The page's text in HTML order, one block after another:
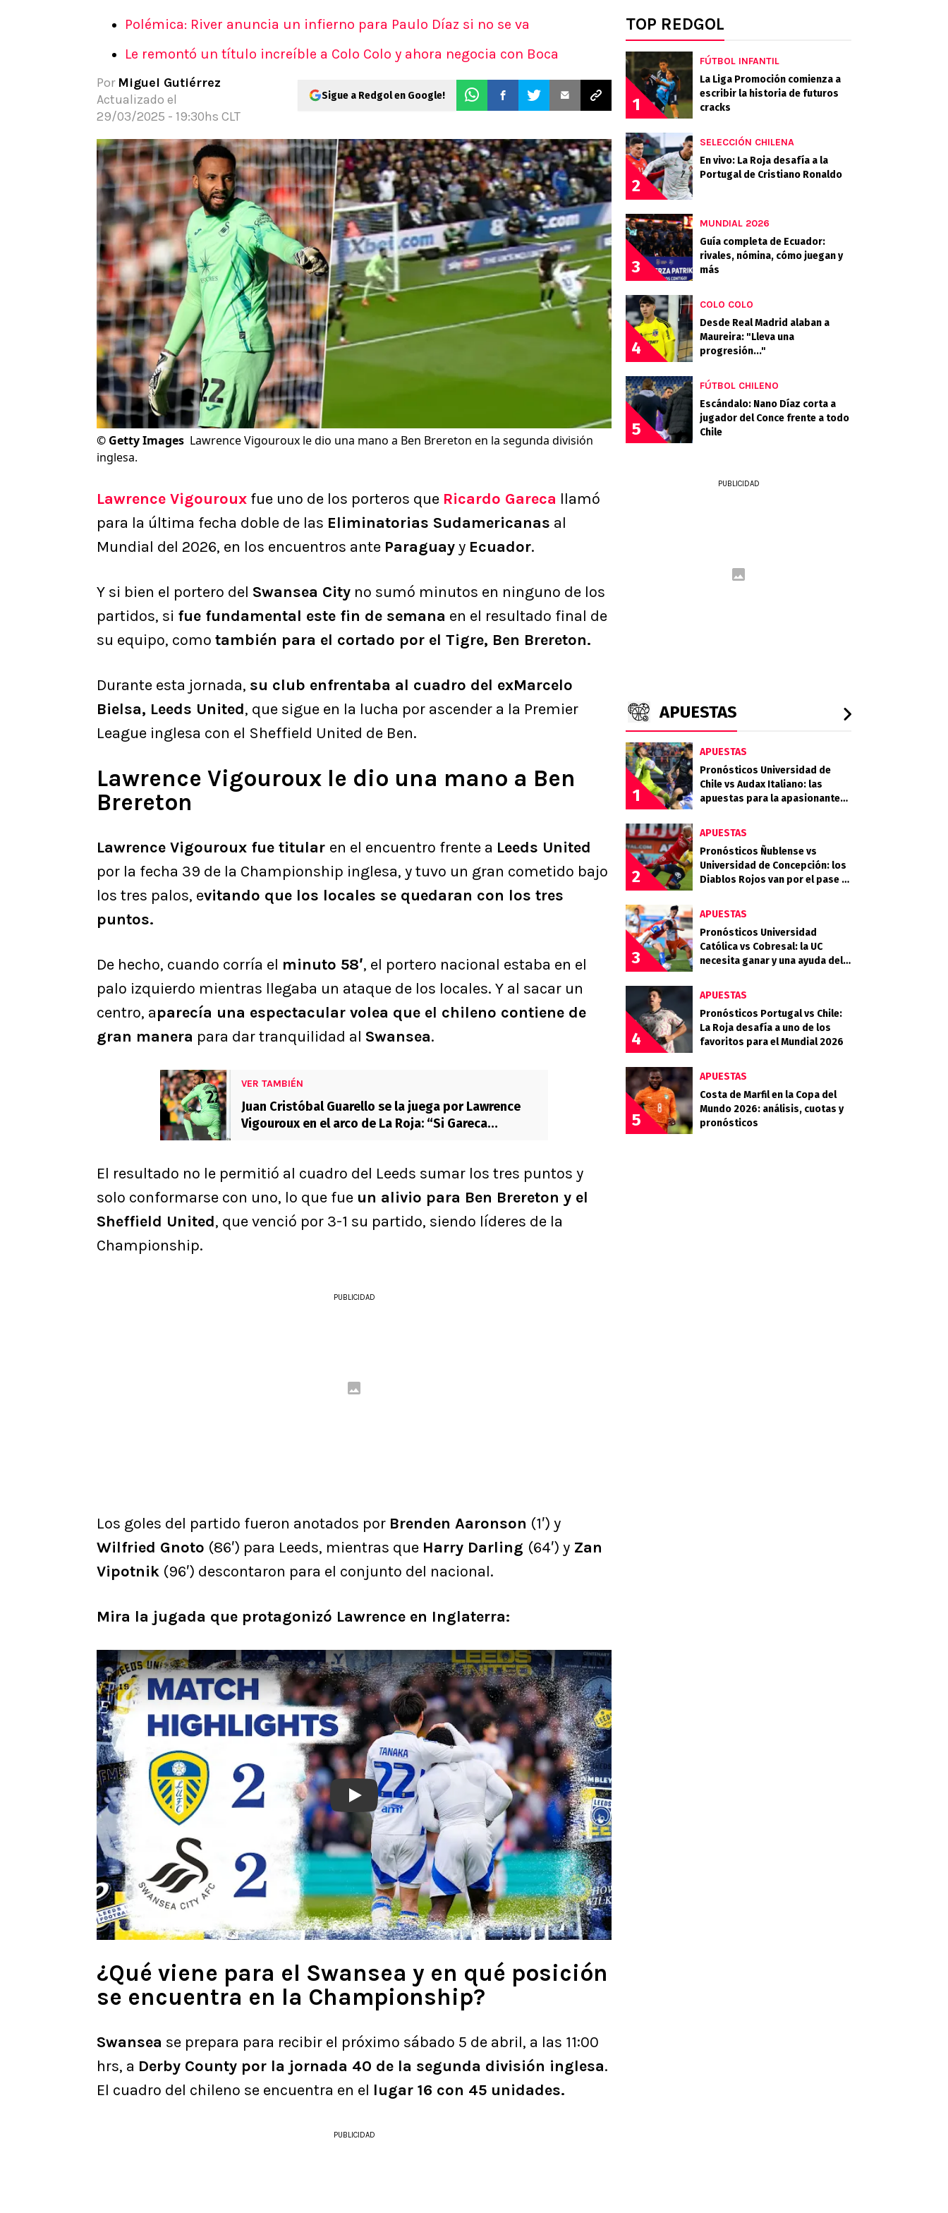
Pronósticos
Apuesta del día
Polémica: River anuncia un infierno para Paulo Díaz si no se va
Le remontó un título increíble a Colo Colo y ahora negocia con Boca
Por Miguel Gutiérrez
Actualizado el
29/03/2025 - 19:30hs CLT
Sigue a Redgol en Google!
© Getty Images Lawrence Vigouroux le dio una mano a Ben Brereton en la segunda división
inglesa.
Lawrence Vigouroux fue uno de los porteros que Ricardo Gareca llamó
para la última fecha doble de las Eliminatorias Sudamericanas al
Mundial del 2026, en los encuentros ante Paraguayy Ecuador.
Y si bien el portero del Swansea City no sumó minutos en ninguno de los
partidos, si fue fundamental este fin de semana en el resultado final de
su equipo, como también para el cortado por el Tigre, Ben Brereton.
Durante esta jornada, su club enfrentaba al cuadro del exMarcelo
Bielsa, Leeds United, que sigue en la lucha por ascender a la Premier
League inglesa con el Sheffield United de Ben.
Lawrence Vigouroux le dio una mano a Ben
Brereton
Lawrence Vigouroux fue titular en el encuentro frente a Leeds United
por la fecha 39 de la Championship inglesa, y tuvo un gran cometido bajo
los tres palos, evitando que los locales se quedaran con los tres
puntos.
De hecho, cuando corría el minuto 58′, el portero nacional estaba en el
palo izquierdo mientras llegaba un ataque de los locales. Y al sacar un
centro, aparecía una espectacular volea que el chileno contiene de
gran manera para dar tranquilidad al Swansea.
VER TAMBIÉN
Juan Cristóbal Guarello se la juega por Lawrence
Vigouroux en el arco de La Roja: “Si Gareca
El resultado no le permitió al cuadro del Leeds sumar los tres puntos y
solo conformarse con uno, lo que fue un alivio para Ben Brereton y el
Sheffield United, que venció por 3-1 su partido, siendo líderes de la
Championship.
PUBLICIDAD
Los goles del partido fueron anotados por Brenden Aaronson (1′) y
Wilfried Gnoto (86′) para Leeds, mientras que Harry Darling (64′) y Zan
Vipotnik (96′) descontaron para el conjunto del nacional.
Mira la jugada que protagonizó Lawrence en Inglaterra:
Play
¿Qué viene para el Swansea y en qué posición
se encuentra en la Championship?
Swansea se prepara para recibir el próximo sábado 5 de abril, a las 11:00
hrs, a Derby County por la jornada 40 de la segunda división inglesa.
El cuadro del chileno se encuentra en el lugar 16 con 45 unidades.
PUBLICIDAD
TOP REDGOL
1
FÚTBOL INFANTIL
La Liga Promoción comienza a
escribir la historia de futuros
cracks
2
SELECCIÓN CHILENA
En vivo: La Roja desafía a la
Portugal de Cristiano Ronaldo
3
MUNDIAL 2026
Guía completa de Ecuador:
rivales, nómina, cómo juegan y
más
4
COLO COLO
Desde Real Madrid alaban a
Maureira: "Lleva una
progresión..."
5
FÚTBOL CHILENO
Escándalo: Nano Díaz corta a
jugador del Conce frente a todo
Chile
PUBLICIDAD
APUESTAS
1
APUESTAS
Pronósticos Universidad de
Chile vs Audax Italiano: las
apuestas para la apasionante
2
APUESTAS
Pronósticos Ñublense vs
Universidad de Concepción: los
Diablos Rojos van por el pase a
3
APUESTAS
Pronósticos Universidad
Católica vs Cobresal: la UC
necesita ganar y una ayuda del
4
APUESTAS
Pronósticos Portugal vs Chile:
La Roja desafía a uno de los
favoritos para el Mundial 2026
5
APUESTAS
Costa de Marfil en la Copa del
Mundo 2026: análisis, cuotas y
pronósticos